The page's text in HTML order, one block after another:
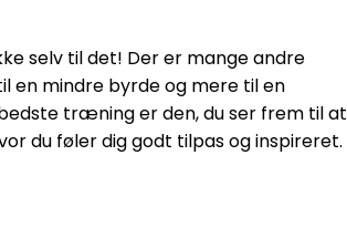
selv til det! Der er mange andre
en mindre byrde og mere til en
træning er den, du ser frem til at
du føler dig godt tilpas og inspireret.